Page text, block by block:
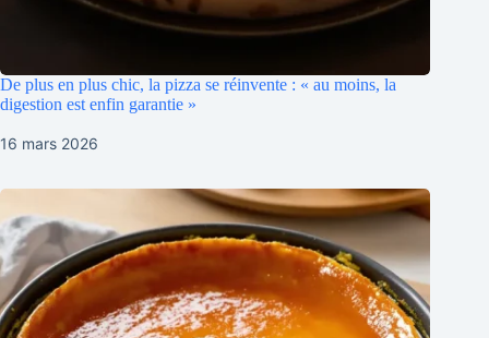
De plus en plus chic, la pizza se réinvente : « au moins, la
digestion est enfin garantie »
16 mars 2026